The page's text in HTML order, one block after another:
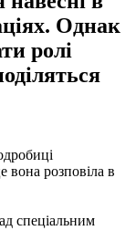
Однак
ролі
вона розповіла в
спеціальним